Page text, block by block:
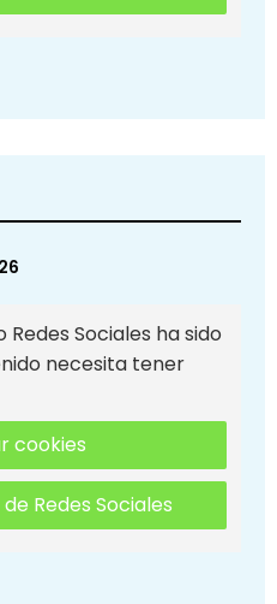
Sociales ha sido
necesita tener
cookies
Redes Sociales